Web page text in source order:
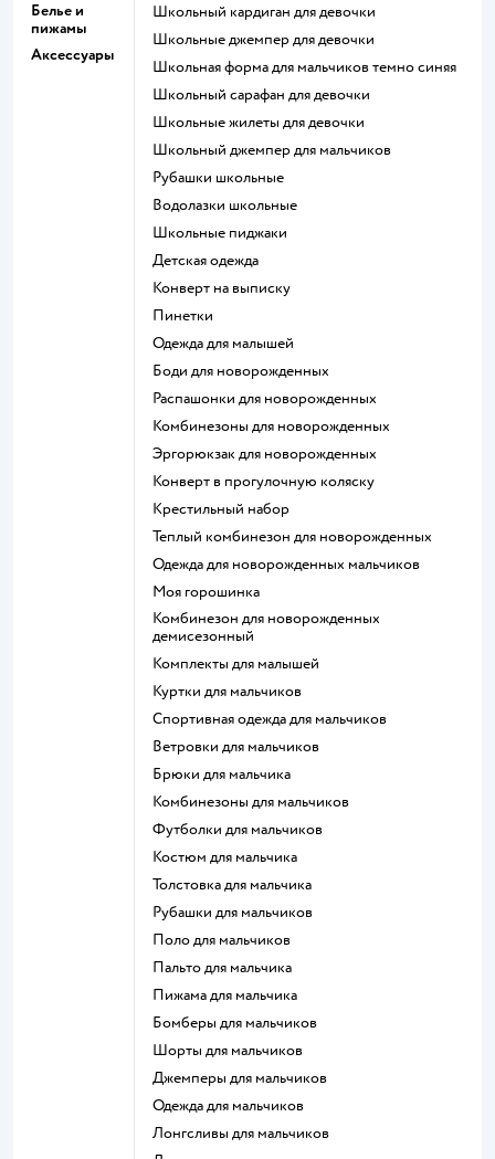
Белье и
пижамы
Аксессуары
Школьный кардиган для девочки
Школьные джемпер для девочки
Школьная форма для мальчиков темно синяя
Школьный сарафан для девочки
Школьные жилеты для девочки
Школьный джемпер для мальчиков
Рубашки школьные
Водолазки школьные
Школьные пиджаки
Детская одежда
Конверт на выписку
Пинетки
Одежда для малышей
Боди для новорожденных
Распашонки для новорожденных
Комбинезоны для новорожденных
Эргорюкзак для новорожденных
Конверт в прогулочную коляску
Крестильный набор
Теплый комбинезон для новорожденных
Одежда для новорожденных мальчиков
Моя горошинка
Комбинезон для новорожденных
демисезонный
Комплекты для малышей
Куртки для мальчиков
Спортивная одежда для мальчиков
Ветровки для мальчиков
Брюки для мальчика
Комбинезоны для мальчиков
Футболки для мальчиков
Костюм для мальчика
Толстовка для мальчика
Рубашки для мальчиков
Поло для мальчиков
Пальто для мальчика
Пижама для мальчика
Бомберы для мальчиков
Шорты для мальчиков
Джемперы для мальчиков
Одежда для мальчиков
Лонгсливы для мальчиков